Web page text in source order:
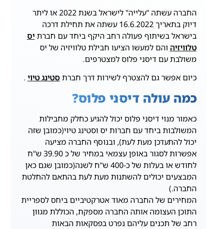
החברה עשתה "עלייה" לישראל בשנת 2022 או ליתר
דיוק בתאריך 16.6.2022 עשתה את תחילת דרכה
בישראל בשיתוף פעולה רחב היקף ביחד עם חברת יס
טלוויזיה והם למעשו הציעו חבילת טלוויזיה של יס
משולבת עם דיסני פלוס למצטרפים.
כיום אפשר גם להצטרף לשירות דרך חברת סטינג טיוי .
כמה עולה דיסני פלוס?
כאמור מנוי דיסני פלוס יכול להגיע כחלק מחבילות
המשולבות ביחד עם חברות יס וסטינג טיוי(כמובן שזה
יכול להתעדכן מעת לעת), ובנוסף החברה מציעה
אפשרות לסגור באופן עצמאי במחיר של כ 39.90 ש"ח
לחודש או בעלות של כ-400 ש"ח לשנה(כמובן שגם כאן
המבצעים יכולים להשתנות מעת לעת בהתאם להחלטת
החברה.)
המחירים של החברה מאוד אטרקטיביים ביחס לספריית
התוכן העצומה אותה החברה מספקת, הכוללת מגוון
רחב של תכנים עליהם נפרט בפסקאות הבאות